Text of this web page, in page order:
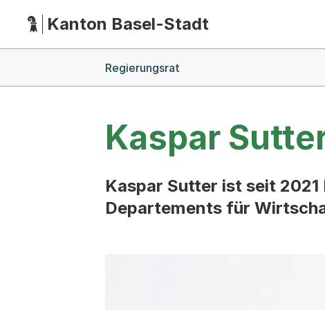
HauptnavigationKanton Basel-Stadt
Regierungsrat
Kaspar
Kaspar Sutter ist seit
Departements für